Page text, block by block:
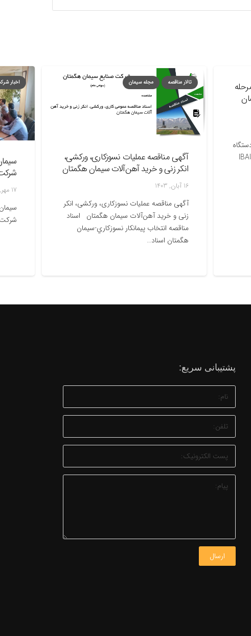
تالار مناقصه مجله سیمان
آگهی مناقصه عملیات نسوزکاری، ورکشی،
انکر زنی و خرید آهن‌آلات سیمان هگمتان
آگهی مناقصه عملیات نسوزکاری، ورکشی، انکر
زنی و خرید آهن‌آلات سیمان هگمتان اسناد
مناقصه انتخاب پيمانكار نسوزكاري-سيمان
هگمتان اسناد…
اخبار شرکت
سیمان
شرکت‌های
سیمان
شرکت‌های
پشتیبانی سریع:
ارسال